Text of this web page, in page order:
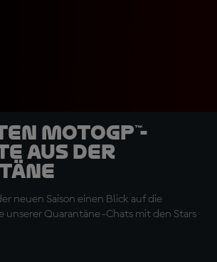
MotoGP™-
aus der
neuen Saison einen Blick auf die
unserer Quarantäne-Chats mit den Stars